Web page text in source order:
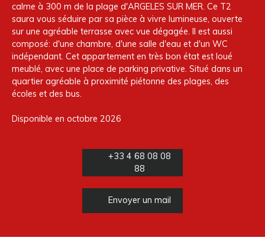
calme à 300 m de la plage d'ARGELES SUR MER. Ce T2
saura vous séduire par sa pièce à vivre lumineuse, ouverte
sur une agréable terrasse avec vue dégagée. Il est aussi
composé: d'une chambre, d'une salle d'eau et d'un WC
indépendant. Cet appartement en très bon état est loué
meublé, avec une place de parking privative. Situé dans un
quartier agréable à proximité piétonne des plages, des
écoles et des bus.
Disponible en octobre 2026
+33 4 68 08 08
88
Envoyer un mail